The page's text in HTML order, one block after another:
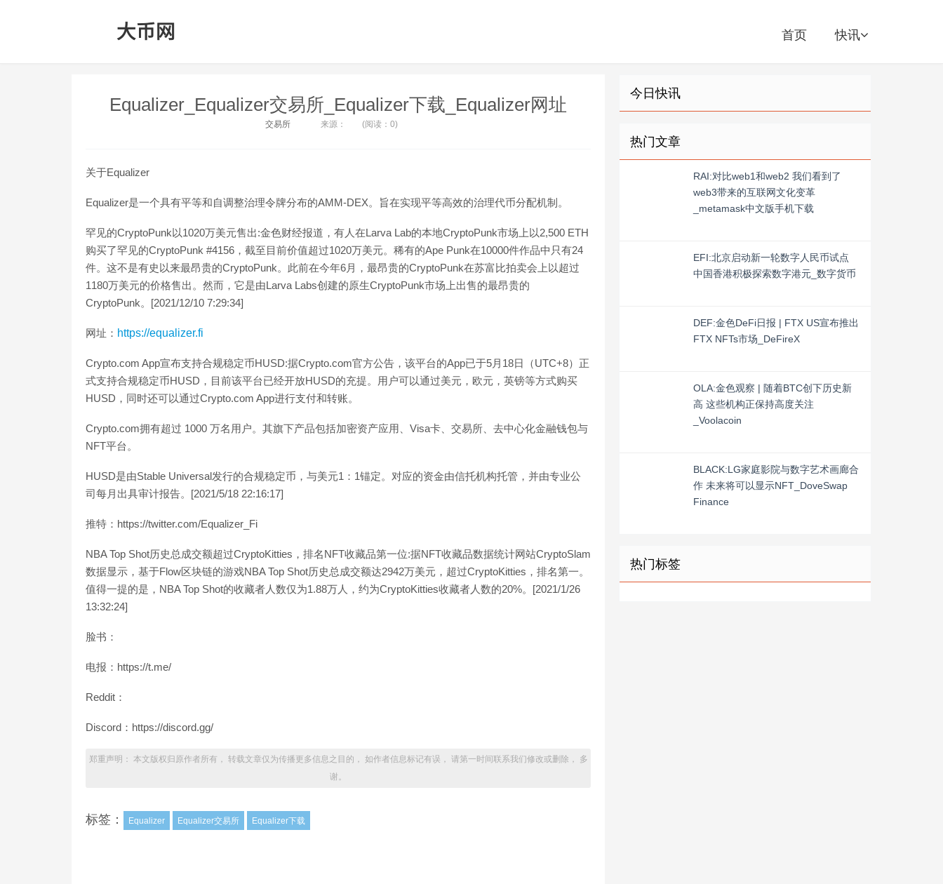
首页 快讯
Equalizer_Equalizer交易所_Equalizer下载_Equalizer网址
交易所 来源： (阅读：0)
关于Equalizer
Equalizer是一个具有平等和自调整治理令牌分布的AMM-DEX。旨在实现平等高效的治理代币分配机制。
罕见的CryptoPunk以1020万美元售出:金色财经报道，有人在Larva Lab的本地CryptoPunk市场上以2,500 ETH
购买了罕见的CryptoPunk #4156，截至目前价值超过1020万美元。稀有的Ape Punk在10000件作品中只有24
件。这不是有史以来最昂贵的CryptoPunk。此前在今年6月，最昂贵的CryptoPunk在苏富比拍卖会上以超过
1180万美元的价格售出。然而，它是由Larva Labs创建的原生CryptoPunk市场上出售的最昂贵的
CryptoPunk。[2021/12/10 7:29:34]
网址： https://equalizer.fi
Crypto.com App宣布支持合规稳定币HUSD:据Crypto.com官方公告，该平台的App已于5月18日（UTC+8）正
式支持合规稳定币HUSD，目前该平台已经开放HUSD的充提。用户可以通过美元，欧元，英镑等方式购买
HUSD，同时还可以通过Crypto.com App进行支付和转账。
Crypto.com拥有超过 1000 万名用户。其旗下产品包括加密资产应用、Visa卡、交易所、去中心化金融钱包与
NFT平台。
HUSD是由Stable Universal发行的合规稳定币，与美元1：1锚定。对应的资金由信托机构托管，并由专业公
司每月出具审计报告。[2021/5/18 22:16:17]
推特：https://twitter.com/Equalizer_Fi
NBA Top Shot历史总成交额超过CryptoKitties，排名NFT收藏品第一位:据NFT收藏品数据统计网站CryptoSlam
数据显示，基于Flow区块链的游戏NBA Top Shot历史总成交额达2942万美元，超过CryptoKitties，排名第一。
值得一提的是，NBA Top Shot的收藏者人数仅为1.88万人，约为CryptoKitties收藏者人数的20%。[2021/1/26
13:32:24]
脸书：
电报：https://t.me/
Reddit：
Discord：https://discord.gg/
郑重声明： 本文版权归原作者所有， 转载文章仅为传播更多信息之目的， 如作者信息标记有误， 请第一时间联系我们修改或删除， 多
谢。
标签： Equalizer Equalizer交易所 Equalizer下载
今日快讯
热门文章
RAI:对比web1和web2 我们看到了
web3带来的互联网文化变革
_metamask中文版手机下载
EFI:北京启动新一轮数字人民币试点
中国香港积极探索数字港元_数字货币
DEF:金色DeFi日报 | FTX US宣布推出
FTX NFTs市场_DeFireX
OLA:金色观察 | 随着BTC创下历史新
高 这些机构正保持高度关注
_Voolacoin
BLACK:LG家庭影院与数字艺术画廊合
作 未来将可以显示NFT_DoveSwap
Finance
热门标签